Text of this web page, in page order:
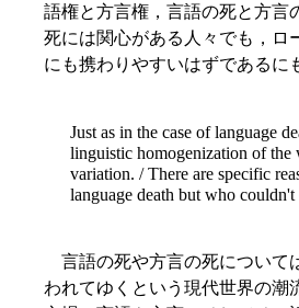
語権と方言権，言語の死と方言
死には関心がある人々でも，ロ
にも携わりやすいはずであるに
Just as in the case of language
linguistic homogenization of the
variation. / There are specific
language death but who
言語の死や方言の死について
われてゆくという現代世界の潮